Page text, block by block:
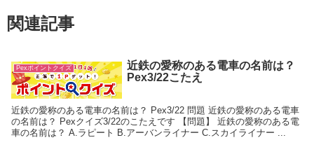
関連記事
Pexポイントクイズ
近鉄の愛称のある電車の名前は？
Pex3/22こたえ
近鉄の愛称のある電車の名前は？ Pex3/22 問題 近鉄の愛称のある電車
の名前は？ Pexクイズ3/22のこたえです 【問題】 近鉄の愛称のある電
車の名前は？ A.ラピート B.アーバンライナー C.スカイライナー ...